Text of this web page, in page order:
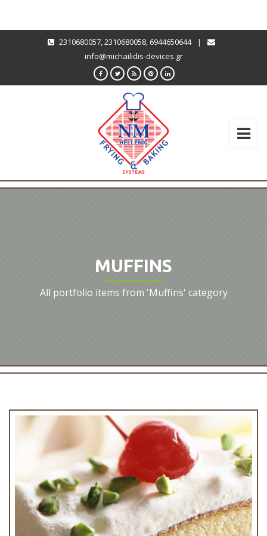
2310680057,2310680058, 6944650644
|
info@michailidis-devices.gr
MUFFINS
All portfolio items from 'Muffins' category